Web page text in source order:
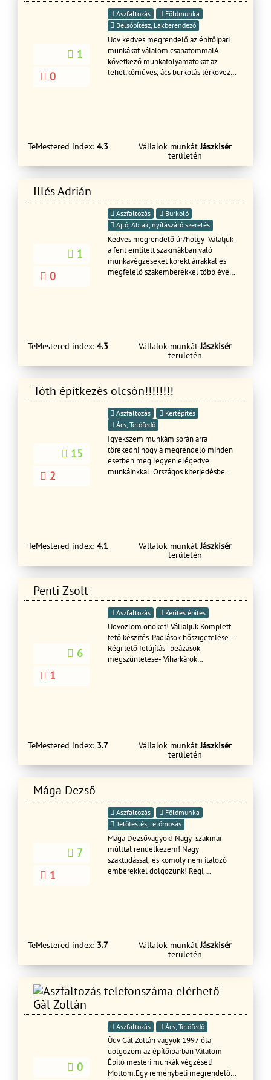
1
0
Aszfaltozás
Földmunka
Belsőpítész, Lakberendező
Üdv kedves megrendelő az építőipari
munkákat válalom csapatommalA
kővetkező munkafolyamatokat az
lehet:kőműves, ács burkolás térkövezés
TeMestered index: 4.3 Vállalok munkátJászkisér
területén
Illés Adrián
1
0
Aszfaltozás
Burkoló
Ajtó, Ablak, nyílászáró szerelés
Kedves megrendelő úr/hölgy Válaljuk
a fent emlitett szakmákban való
munkavégzéseket korekt árrakkal és
megfelelő szakemberekkel több éves
TeMestered index: 4.3 Vállalok munkátJászkisér
területén
Tóth építkezès olcsón!!!!!!!!
15
2
Aszfaltozás
Kertépítés
Ács, Tetőfedő
Igyekszem munkám során arra
törekedni hogy a megrendelő minden
esetben meg legyen elégedve
munkáinkkal. Országos kiterjedésbe
TeMestered index: 4.1 Vállalok munkátJászkisér
területén
Penti Zsolt
6
1
Aszfaltozás Kerítés építés
Üdvözlöm önöket! Vállaljuk Komplett
tető készítés-Padlások hőszigetelése -
Régi tető felújítás- beázások
megszüntetése- Viharkárok
TeMestered index: 3.7 Vállalok munkátJászkisér
területén
Mága Dezső
7
1
Aszfaltozás
Földmunka
Tetőfestés, tetőmosás
Mága Dezsővagyok! Nagy szakmai
múlttal rendelkezem! Nagy
szaktudással, és komoly nem italozó
emberekkel dolgozunk! Régi,
festés mázolás munkák .
Ács,tetetőfed,őKőműves,hideg,meleg
burkolásFestés TérkővezésStb ststb
TeMestered index: 3.7 Vállalok munkátJászkisér
területén
Gàl Zoltàn
0
Aszfaltozás Ács, Tetőfedő
Űdv Gál Zoltán vagyok 1997 óta
dolgozom az építőiparban Válalom
Építő mesteri munkák végzését!
Mottóm:Egy reménybeli megrendelő